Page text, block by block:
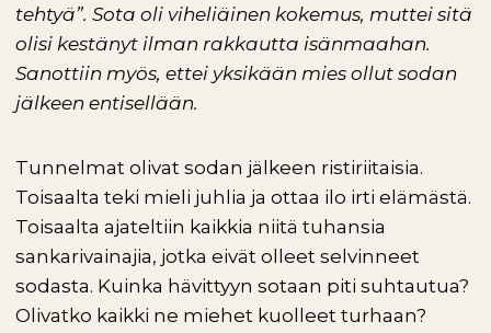
tehtyä”. Sota oli viheliäinen kokemus, muttei sitä
olisi kestänyt ilman rakkautta isänmaahan.
Sanottiin myös, ettei yksikään mies ollut sodan
jälkeen entisellään.
Tunnelmat olivat sodan jälkeen ristiriitaisia.
Toisaalta teki mieli juhlia ja ottaa ilo irti elämästä.
Toisaalta ajateltiin kaikkia niitä tuhansia
sankarivainajia, jotka eivät olleet selvinneet
sodasta. Kuinka hävittyyn sotaan piti suhtautua?
Olivatko kaikki ne miehet kuolleet turhaan?